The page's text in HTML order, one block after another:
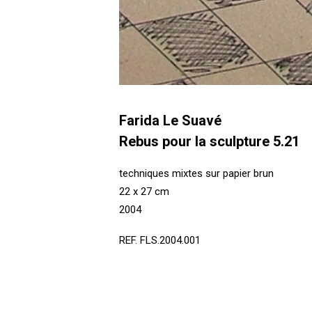
Farida Le Suavé
Rebus pour la sculpture 5.21
techniques mixtes sur papier brun
22 x 27 cm
2004
REF. FLS.2004.001